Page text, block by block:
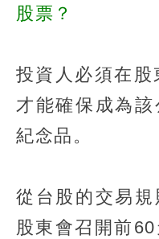
股票？
投資人必須在股
才能確保成為該
紀念品。
從台股的交易
股東會召開前